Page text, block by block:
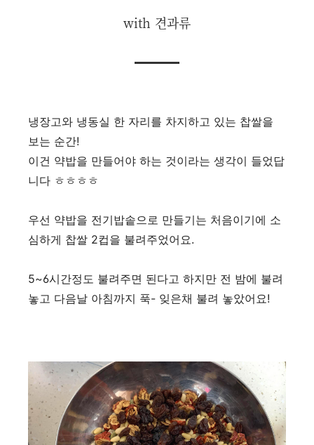
with 견과류
냉장고와 냉동실 한 자리를 차지하고 있는 찹쌀을
보는 순간!
이건 약밥을 만들어야 하는 것이라는 생각이 들었답
니다 ㅎㅎㅎㅎ
우선 약밥을 전기밥솥으로 만들기는 처음이기에 소
심하게 찹쌀 2컵을 불려주었어요.
5~6시간정도 불려주면 된다고 하지만 전 밤에 불려
놓고 다음날 아침까지 푹- 잊은채 불려 놓았어요!